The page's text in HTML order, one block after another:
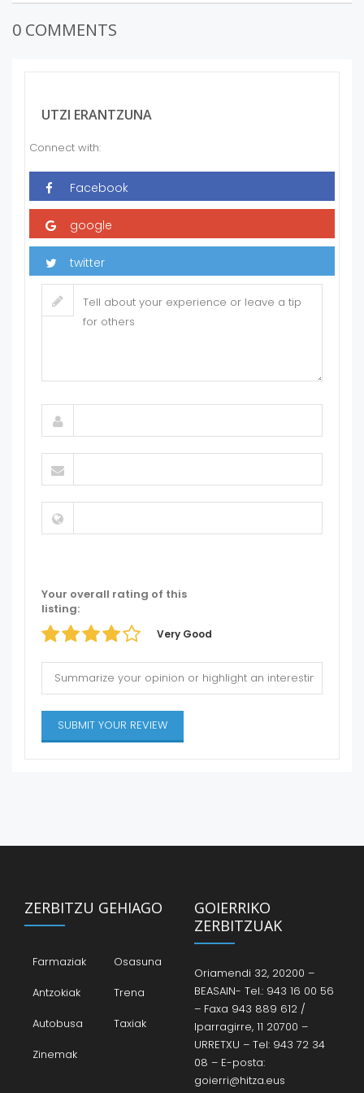
0 COMMENTS
UTZI ERANTZUNA
Connect with:
Your overall rating of this
listing:
Very Good
ZERBITZU GEHIAGO
Farmaziak
Osasuna
Antzokiak
Trena
Autobusa
Taxiak
Zinemak
GOIERRIKO
ZERBITZUAK
Oriamendi 32, 20200 –
BEASAIN- Tel.: 943 16 00 56
– Faxa 943 889 612 /
Iparragirre, 11 20700 –
URRETXU – Tel: 943 72 34
08 – E-posta:
goierri@hitza.eus